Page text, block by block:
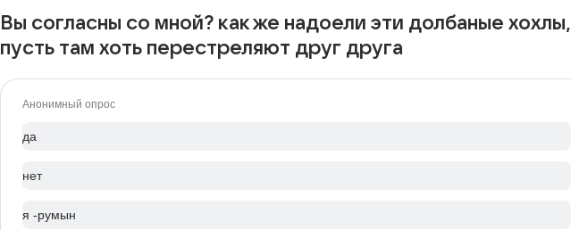
Вы согласны со мной? как же надоели эти долбаные хохлы,
пусть там хоть перестреляют друг друга
Анонимный опрос
да
нет
я -румын